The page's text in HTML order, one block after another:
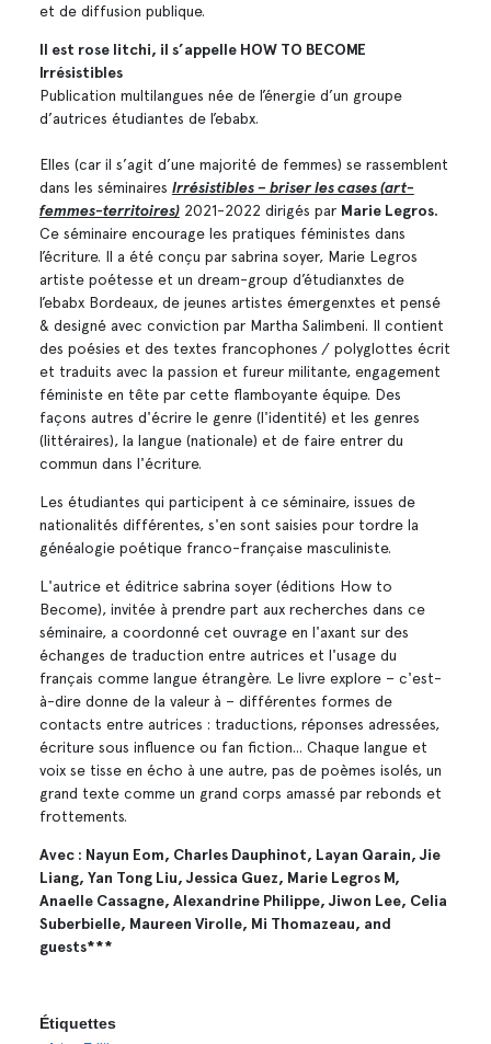
et de diffusion publique.
Il est rose litchi, il s’appelle HOW TO BECOME
Irrésistibles
Publication multilangues née de l’énergie d’un groupe
d’autrices étudiantes de l’ebabx.
Elles (car il s’agit d’une majorité de femmes) se rassemblent
dans les séminaires Irrésistibles – briser les cases (art-
femmes-territoires)2021-2022 dirigés par Marie Legros.
Ce séminaire encourage les pratiques féministes dans
l’écriture. Il a été conçu par sabrina soyer, Marie Legros
artiste poétesse et un dream-group d’étudianxtes de
l’ebabx Bordeaux, de jeunes artistes émergenxtes et pensé
& designé avec conviction par Martha Salimbeni. Il contient
des poésies et des textes francophones / polyglottes écrit
et traduits avec la passion et fureur militante, engagement
féministe en tête par cette flamboyante équipe. Des
façons autres d'écrire le genre (l'identité) et les genres
(littéraires), la langue (nationale) et de faire entrer du
commun dans l'écriture.
Les étudiantes qui participent à ce séminaire, issues de
nationalités différentes, s'en sont saisies pour tordre la
généalogie poétique franco-française masculiniste.
L'autrice et éditrice sabrina soyer (éditions How to
Become), invitée à prendre part aux recherches dans ce
séminaire, a coordonné cet ouvrage en l'axant sur des
échanges de traduction entre autrices et l'usage du
français comme langue étrangère. Le livre explore – c'est-
à-dire donne de la valeur à – différentes formes de
contacts entre autrices : traductions, réponses adressées,
écriture sous influence ou fan fiction... Chaque langue et
voix se tisse en écho à une autre, pas de poèmes isolés, un
grand texte comme un grand corps amassé par rebonds et
frottements.
Avec : Nayun Eom, Charles Dauphinot, Layan Qarain, Jie
Liang, Yan Tong Liu, Jessica Guez, Marie Legros M,
Anaelle Cassagne, Alexandrine Philippe, Jiwon Lee, Celia
Suberbielle, Maureen Virolle, Mi Thomazeau, and
guests***
Étiquettes